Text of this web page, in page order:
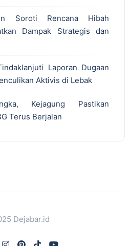
Soroti Rencana Hibah
Dampak Strategis dan
Laporan Dugaan
Aktivis di Lebak
Kejagung Pastikan
Terus Berjalan
Dejabar.id